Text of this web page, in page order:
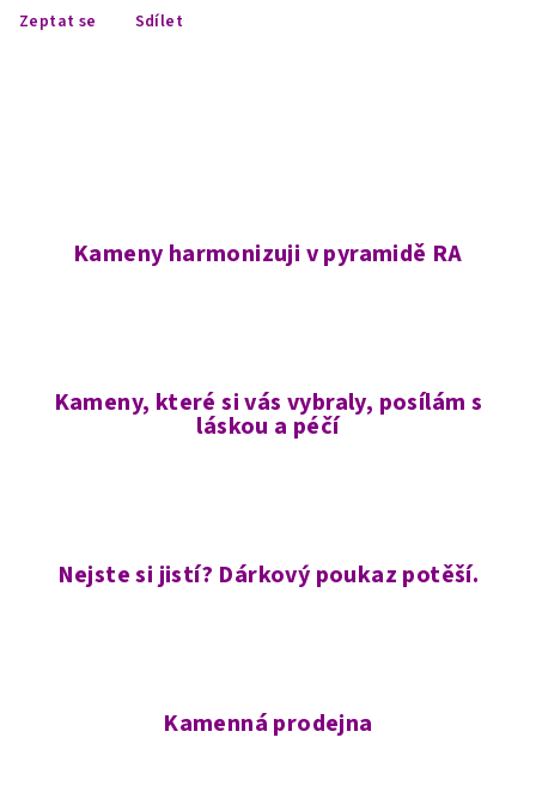
Zeptat se Sdílet
Kameny harmonizuji v pyramidě RA
Kameny, které si vás vybraly, posílám s
láskou a péčí
Nejste si jistí? Dárkový poukaz potěší.
Kamenná prodejna